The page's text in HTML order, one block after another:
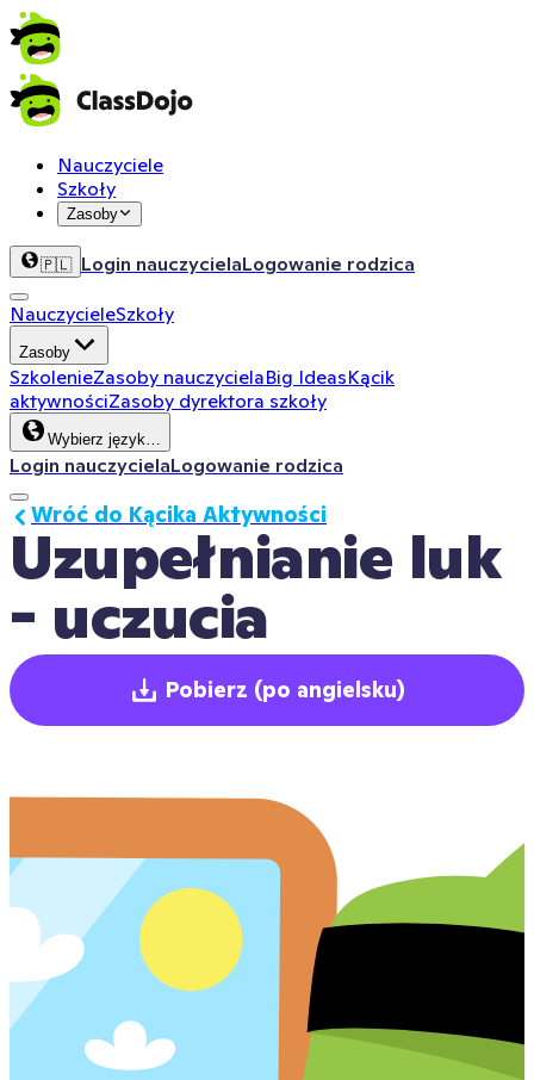
Nauczyciele
Szkoły
Zasoby
🇵🇱 Login nauczycielaLogowanie rodzica
NauczycieleSzkoły
Zasoby
SzkolenieZasoby nauczycielaBig IdeasKącik
aktywnościZasoby dyrektora szkoły
Wybierz język…
Login nauczycielaLogowanie rodzica
Uzupełnianie luk
- uczucia
Wróć do Kącika Aktywności
Pobierz (po angielsku)